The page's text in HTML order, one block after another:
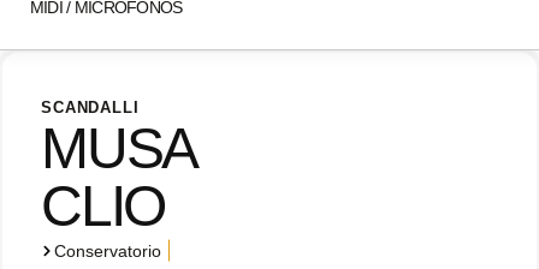
MIDI / MICRÓFONOS
SCANDALLI
MUSA
CLIO
Conservatorio